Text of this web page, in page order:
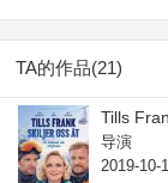
TA的作品(21)
Tills
导演
2019-10-